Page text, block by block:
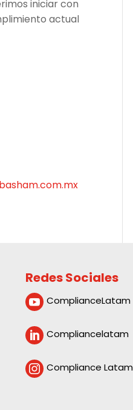
iniciar con
actual
Redes Sociales
 ComplianceLatam
 Compliancelatam
 Compliance Latam